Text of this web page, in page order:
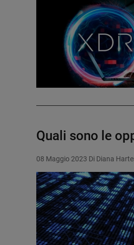
Quali sono le
08 Maggio 2023 Di Diana